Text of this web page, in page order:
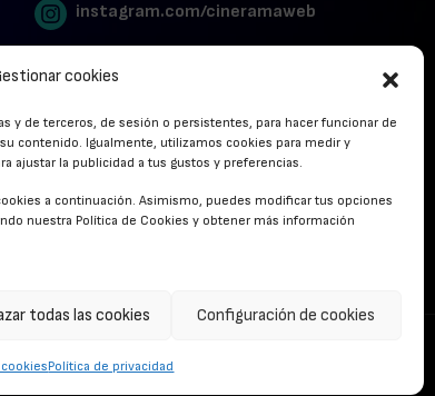
cookies
y de terceros, de sesión o persistentes, para hacer funcionar de
contenido. Igualmente, utilizamos cookies para medir y
ajustar la publicidad a tus gustos y preferencias.
a continuación. Asimismo, puedes modificar tus opciones
nuestra Política de Cookies y obtener más información
todas las cookies Configuración de cookies
Política de privacidad
instagram.com/cineramaweb
twitter.com/cinerames
Youtube Canal Cinerama